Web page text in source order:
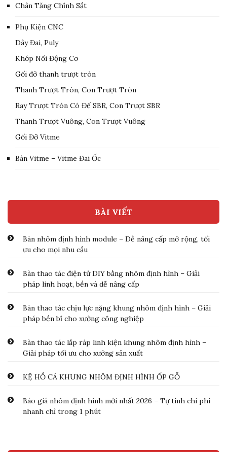
Chân Tăng Chỉnh Sắt
Phụ Kiện CNC
Dây Đai, Puly
Khớp Nối Động Cơ
Gối đỡ thanh trượt tròn
Thanh Trượt Tròn, Con Trượt Tròn
Ray Trượt Tròn Có Đế SBR, Con Trượt SBR
Thanh Trượt Vuông, Con Trượt Vuông
Gối Đỡ Vitme
Bàn Vitme – Vitme Đai Ốc
BÀI VIẾT
Bàn nhôm định hình module – Dễ nâng cấp mở rộng, tối
ưu cho mọi nhu cầu
Bàn thao tác điện tử DIY bằng nhôm định hình – Giải
pháp linh hoạt, bền và dễ nâng cấp
Bàn thao tác chịu lực nặng khung nhôm định hình – Giải
pháp bền bỉ cho xưởng công nghiệp
Bàn thao tác lắp ráp linh kiện khung nhôm định hình –
Giải pháp tối ưu cho xưởng sản xuất
KỆ HỒ CÁ KHUNG NHÔM ĐỊNH HÌNH ỐP GỖ
Báo giá nhôm định hình mới nhất 2026 – Tự tính chi phí
nhanh chỉ trong 1 phút